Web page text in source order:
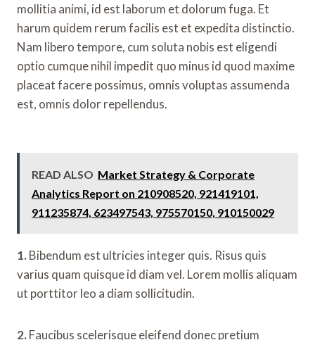
mollitia animi, id est laborum et dolorum fuga. Et
harum quidem rerum facilis est et expedita distinctio.
Nam libero tempore, cum soluta nobis est eligendi
optio cumque nihil impedit quo minus id quod maxime
placeat facere possimus, omnis voluptas assumenda
est, omnis dolor repellendus.
READ ALSO Market Strategy & Corporate
Analytics Report on 210908520, 921419101,
911235874, 623497543, 975570150, 910150029
1. Bibendum est ultricies integer quis. Risus quis
varius quam quisque id diam vel. Lorem mollis aliquam
ut porttitor leo a diam sollicitudin.
2. Faucibus scelerisque eleifend donec pretium